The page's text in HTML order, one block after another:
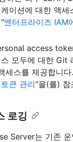
이션에 대한 액세
엔터프라이즈 IAM
access
모두에 대한 Git
세스를 제공합니
큰 관리"을(를) 참
로깅
Server는 기존 운